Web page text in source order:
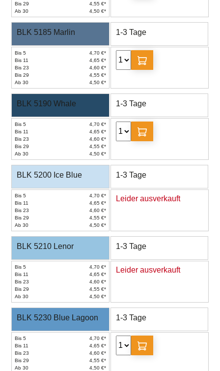
Bis 29
4,55 €*
Ab 30
4,50 €*
BLK 5185 Marlin 1-3 Tage
Bis 5
4,70 €*
Bis 11
4,65 €*
Bis 23
4,60 €*
Bis 29
4,55 €*
Ab 30
4,50 €*
BLK 5190 Whale 1-3 Tage
Bis 5
4,70 €*
Bis 11
4,65 €*
Bis 23
4,60 €*
Bis 29
4,55 €*
Ab 30
4,50 €*
BLK 5200 Ice Blue 1-3 Tage
Bis 5
4,70 €*
Bis 11
4,65 €*
Bis 23
4,60 €*
Bis 29
4,55 €*
Ab 30
4,50 €*
Leider ausverkauft
BLK 5210 Lenor 1-3 Tage
Bis 5
4,70 €*
Bis 11
4,65 €*
Bis 23
4,60 €*
Bis 29
4,55 €*
Ab 30
4,50 €*
Leider ausverkauft
BLK 5230 Blue Lagoon 1-3 Tage
Bis 5
4,70 €*
Bis 11
4,65 €*
Bis 23
4,60 €*
Bis 29
4,55 €*
Ab 30
4,50 €*